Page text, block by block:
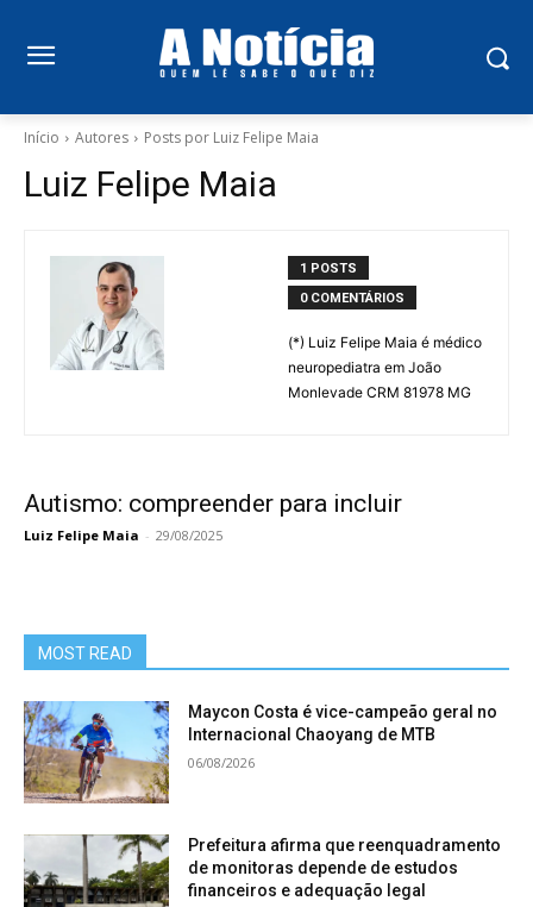
Início Autores Posts por Luiz Felipe Maia
Luiz Felipe Maia
1 POSTS
0 COMENTÁRIOS
(*) Luiz Felipe Maia é médico
neuropediatra em João
Monlevade CRM 81978 MG
Autismo: compreender para incluir
Luiz Felipe Maia - 29/08/2025
MOST READ
Maycon Costa é vice-campeão geral no
Internacional Chaoyang de MTB
06/08/2026
Prefeitura afirma que reenquadramento
de monitoras depende de estudos
financeiros e adequação legal